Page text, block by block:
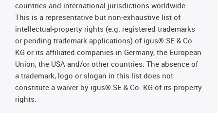
countries and international jurisdictions worldwide.
This is a representative but non-exhaustive list of
intellectual-property rights (e.g. registered trademarks
or pending trademark applications) of igus® SE & Co.
KG or its affiliated companies in Germany, the European
Union, the USA and/or other countries. The absence of
a trademark, logo or slogan in this list does not
constitute a waiver by igus® SE & Co. KG of its property
rights.